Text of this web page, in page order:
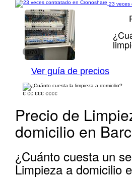
23 veces
1/70
Ver guía de precios
€ €€ €€€ €€€€
Precio de
domicilio en
¿Cuánto cuesta un
Limpieza a domicilio